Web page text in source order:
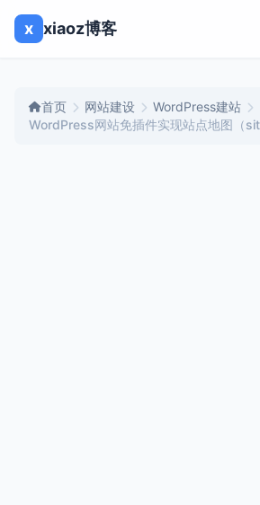
x xiaoz博客
首页 网站建设
WordPress建站
WordPress网站免插件实现站点地图（